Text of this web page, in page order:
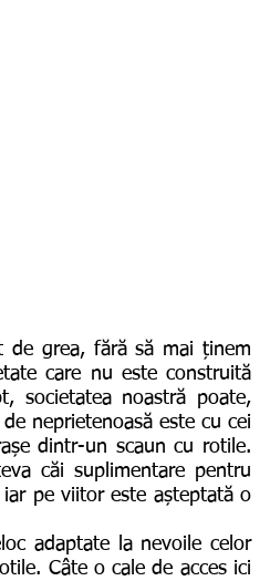
care nu este construită
societatea noastră poate,
neprietenoasă este cu cei
dintr-un scaun cu rotile.
căi suplimentare pentru
pe viitor este așteptată o
Câte o cale de acces ici